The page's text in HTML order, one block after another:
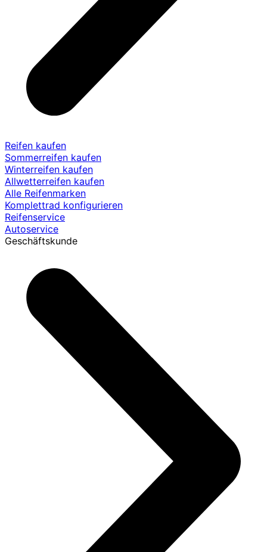
Reifen kaufen
Sommerreifen kaufen
Winterreifen kaufen
Allwetterreifen kaufen
Alle Reifenmarken
Komplettrad konfigurieren
Reifenservice
Autoservice
Geschäftskunde